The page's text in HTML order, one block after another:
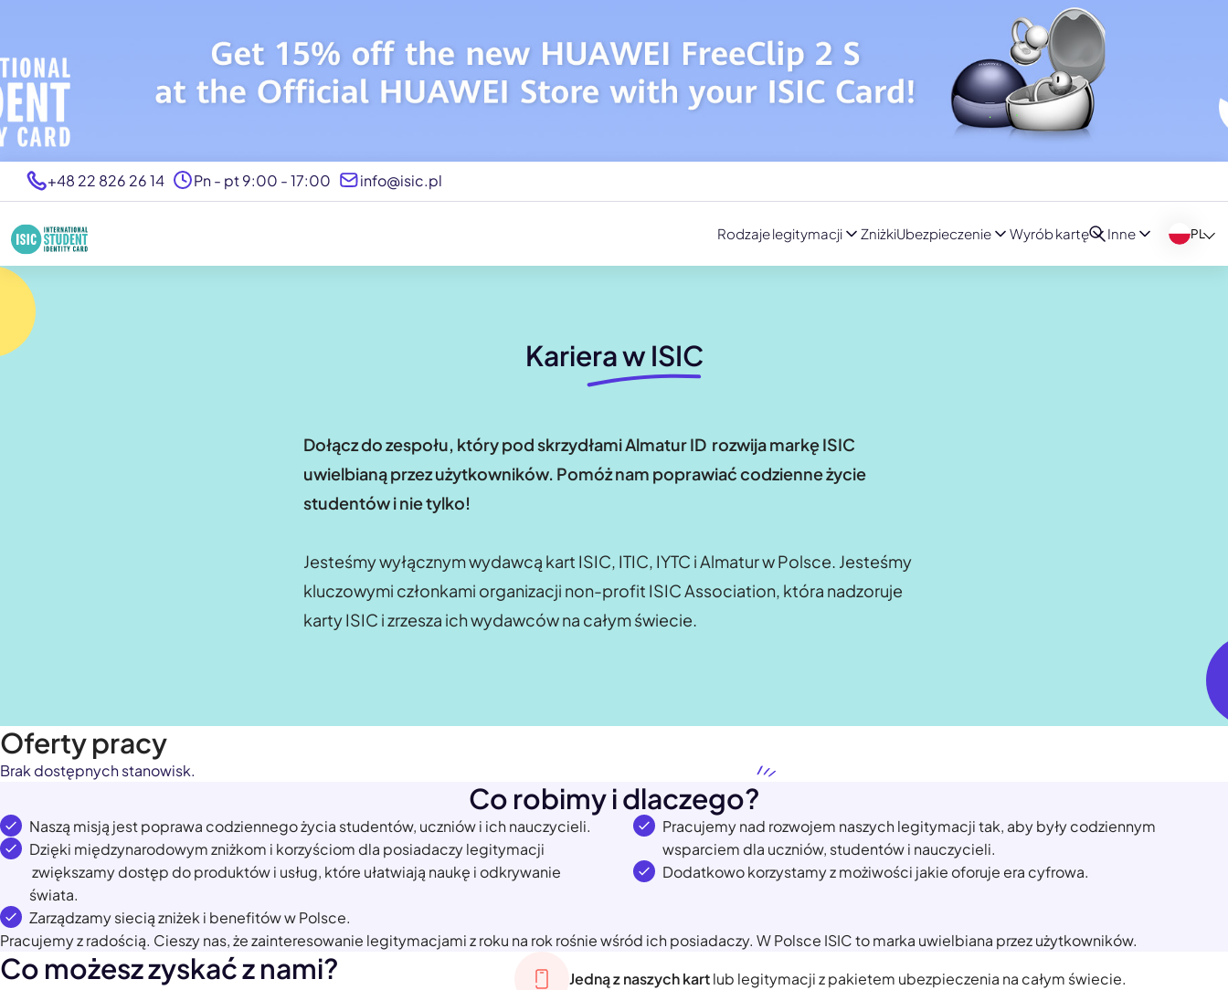
Rodzaje legitymacji ZniżkiUbezpieczenie Wyrób kartę Inne PL
+48 22 826 26 14 Pn - pt 9:00 - 17:00 info@isic.pl
Kariera w ISIC
Dołącz do zespołu, który pod skrzydłami Almatur ID rozwija markę ISIC
uwielbianą przez użytkowników. Pomóż nam poprawiać codzienne życie
studentów i nie tylko!
Jesteśmy wyłącznym wydawcą kart ISIC, ITIC, IYTC i Almatur w Polsce. Jesteśmy
kluczowymi członkami organizacji non-profit ISIC Association, która nadzoruje
karty ISIC i zrzesza ich wydawców na całym świecie.
Oferty pracy
Brak dostępnych stanowisk.
Co robimy i dlaczego?
Naszą misją jest poprawa codziennego życia studentów, uczniów i ich nauczycieli.
Dzięki międzynarodowym zniżkom i korzyściom dla posiadaczy legitymacji
zwiększamy dostęp do produktów i usług, które ułatwiają naukę i odkrywanie
świata.
Zarządzamy siecią zniżek i benefitów w Polsce.
Pracujemy nad rozwojem naszych legitymacji tak, aby były codziennym
wsparciem dla uczniów, studentów i nauczycieli.
Dodatkowo korzystamy z możiwości jakie oforuje era cyfrowa.
Pracujemy z radością. Cieszy nas, że zainteresowanie legitymacjami z roku na rok rośnie wśród ich posiadaczy. W Polsce ISIC to marka uwielbiana przez użytkowników.
Co możesz zyskać z nami? Jedną z naszych kartlub legitymacji z pakietem ubezpieczenia na całym świecie.